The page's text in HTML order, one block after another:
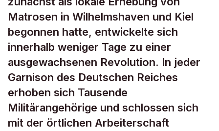
republikanische Offiziere
Matrosen in Wilhelmshaven und Kiel
begonnen hatte, entwickelte sich
innerhalb weniger Tage zu einer
ausgewachsenen Revolution. In jeder
Garnison des Deutschen Reiches
erhoben sich Tausende
Militärangehörige und schlossen sich
mit der örtlichen Arbeiterschaft